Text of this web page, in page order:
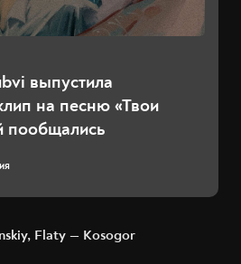
выпустила
на песню «Твои
пообщались
Flaty — Kosogor